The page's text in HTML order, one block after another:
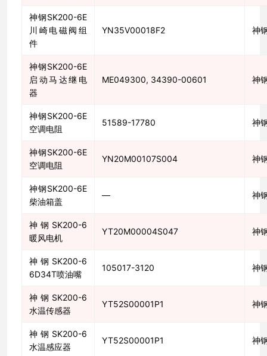
神钢SK200-6E
川崎电磁阀组
件
YN35V00018F2 神
神钢SK200-6E
启动马达继电
器
ME049300, 34390-00601 神
神钢SK200-6E
空调电阻
51589-17780 神
神钢SK200-6E
空调电阻
YN20M00107S004 神
神钢SK200-6E
柴油箱盖
— 神
神钢SK200-6
暖风电机
YT20M00004S047 神
神钢SK200-6
6D34T喷油嘴
105017-3120 神
神钢SK200-6
水温传感器
YT52S00001P1 神
神钢SK200-6
水温感应器
YT52S00001P1 神